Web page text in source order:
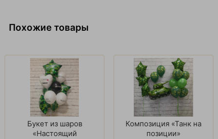
Похожие товары
Букет из шаров
«Настоящий
Композиция «Танк на
позиции»